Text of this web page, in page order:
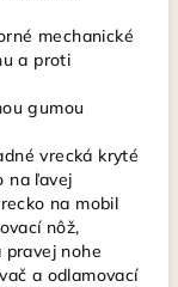
mechanické
a proti
gumou
vrecká kryté
na ľavej
na mobil
nôž,
pravej nohe
a odlamovací